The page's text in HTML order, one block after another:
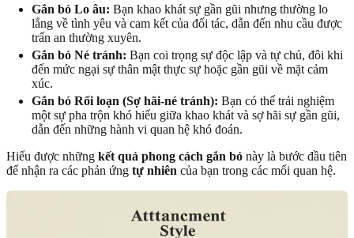
Gắn bó Lo âu: Bạn khao khát sự gần gũi nhưng thường lo
lắng về tình yêu và cam kết của đối tác, dẫn đến nhu cầu được
trấn an thường xuyên.
Gắn bó Né tránh: Bạn coi trọng sự độc lập và tự chủ, đôi khi
đến mức ngại sự thân mật thực sự hoặc gần gũi về mặt cảm
xúc.
Gắn bó Rối loạn (Sợ hãi-né tránh): Bạn có thể trải nghiệm
một sự pha trộn khó hiểu giữa khao khát và sợ hãi sự gần gũi,
dẫn đến những hành vi quan hệ khó đoán.
Hiểu được những kết quả phong cách gắn bó này là bước đầu tiên
để nhận ra các phản ứng tự nhiên của bạn trong các mối quan hệ.